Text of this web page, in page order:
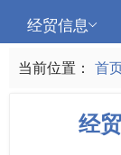
经贸信息
当前位置： 首
经